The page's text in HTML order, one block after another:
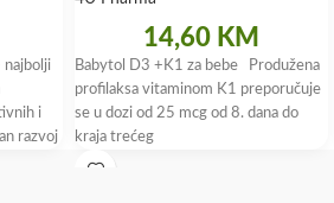
najbolji
i
razvoj
14,60 KM
Babytol D3 +K1 za bebe Produžena
profilaksa vitaminom K1 preporučuje
se u dozi od 25 mcg od 8. dana do
kraja trećeg